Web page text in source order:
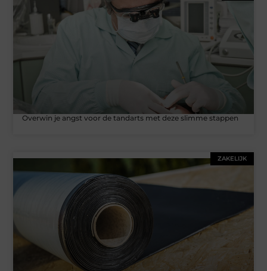
Overwin je angst voor de tandarts met deze slimme stappen
ZAKELIJK